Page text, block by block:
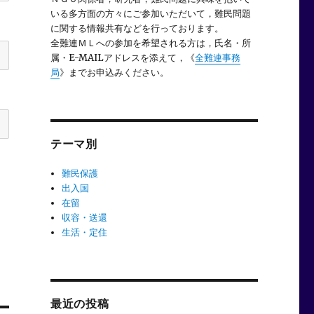
いる多方面の方々にご参加いただいて，難民問題
に関する情報共有などを行っております。
全難連ＭＬへの参加を希望される方は，氏名・所
属・E-MAILアドレスを添えて，《全難連事務
局》までお申込みください。
テーマ別
難民保護
出入国
在留
収容・送還
生活・定住
最近の投稿